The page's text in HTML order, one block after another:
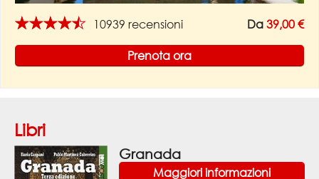
★★★★★ 10939 recensioni Da 39,00 €
Prenota ora
Libri
Granada
Maggiori informazioni